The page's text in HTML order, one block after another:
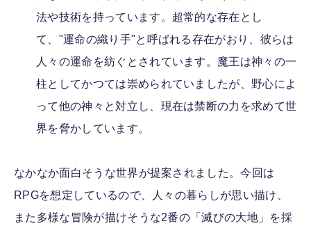
法や技術を持っています。超常的な存在とし
て、"運命の織り手"と呼ばれる存在がおり、彼らは
人々の運命を紡ぐとされています。魔王は神々の一
柱としてかつては崇められていましたが、野心によ
って他の神々と対立し、現在は禁断の力を求めて世
界を脅かしています。
なかなか面白そうな世界が提案されました。今回は
RPGを想定しているので、人々の暮らしが思い描け、
また多様な冒険が描けそうな2番の「滅びの大地」を採